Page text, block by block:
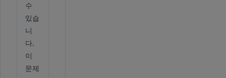
수
있습
니
다.
이
문제